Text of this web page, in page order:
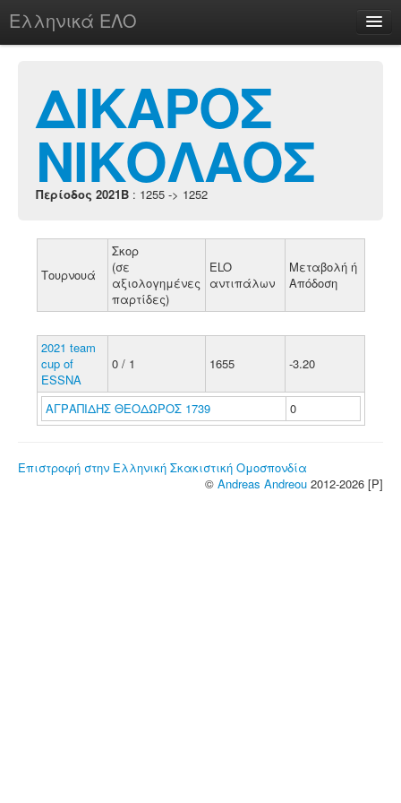
Ελληνικά ΕΛΟ
chesstu.be @ discord
Login
ΔΙΚΑΡΟΣ
ΝΙΚΟΛΑΟΣ
Περίοδος 2021B : 1255 -> 1252
Τουρνουά
Σκορ
(σε
αξιολογημένες
παρτίδες)
ELO
αντιπάλων
Μεταβολή ή
Απόδοση
2021 team
cup of
ESSNA
0 / 1 1655 -3.20
ΑΓΡΑΠΙΔΗΣ ΘΕΟΔΩΡΟΣ 1739 0
Επιστροφή στην Ελληνική Σκακιστική Ομοσπονδία
© Andreas Andreou 2012-2026 [P]